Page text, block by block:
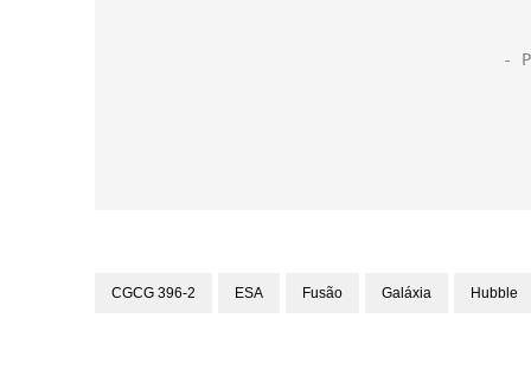
CGCG 396-2 ESA Fusão Galáxia Hubble